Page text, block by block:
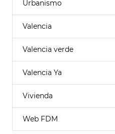
Urbanismo
Valencia
Valencia verde
Valencia Ya
Vivienda
Web FDM